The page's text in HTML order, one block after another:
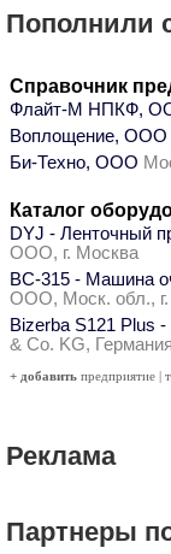
Пополнили
Справочник
Флайт-М НПКФ,
Воплощение, ООО
Би-Техно, ООО
Каталог
DYJ - Ленточный
ООО, г. Москва
ВС-315 - Машина
ООО, Моск. обл.,
Bizerba S121 Plus
& Co. KG, Германия
+ добавить предприятие |
Реклама
Партнеры